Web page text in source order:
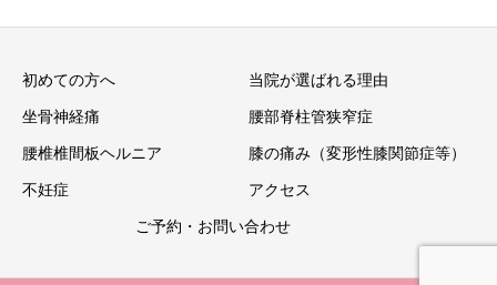
初めての方へ
当院が選ばれる理由
坐骨神経痛
腰部脊柱管狭窄症
腰椎椎間板ヘルニア
膝の痛み（変形性膝関節症等）
不妊症
アクセス
ご予約・お問い合わせ